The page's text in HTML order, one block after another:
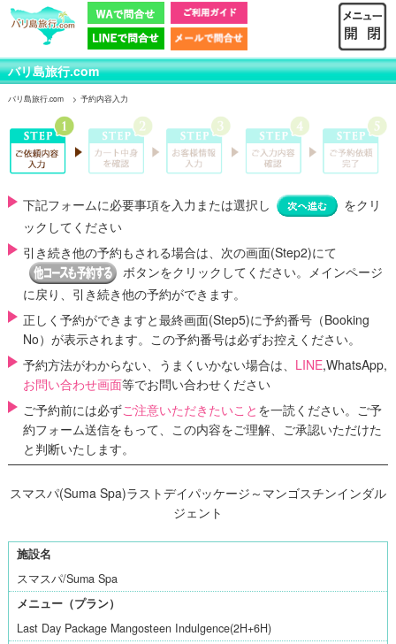
バリ島旅行.com
バリ島旅行.com 予約内容入力
下記フォームに必要事項を入力または選択し
をクリ
ックしてください
引き続き他の予約もされる場合は、次の画面(Step2)にて
ボタンをクリックしてください。メインページ
に戻り、引き続き他の予約ができます。
正しく予約ができますと最終画面(Step5)に予約番号（Booking
No） が表示されます。この予約番号は必ずお控えください。
予約方法がわからない、うまくいかない場合は、 LINE,WhatsApp,
お問い合わせ画面等でお問い合わせください
ご予約前には必ずご注意いただきたいこと を一読ください。ご予
約フォーム送信をもって、この内容をご理解、ご承認いただけた
と判断いたします。
スマスパ(Suma Spa)ラストデイパッケージ～マンゴスチンインダル
ジェント
施設名
スマスパ/Suma Spa
メニュー（プラン）
Last Day Package Mangosteen Indulgence(2H+6H)